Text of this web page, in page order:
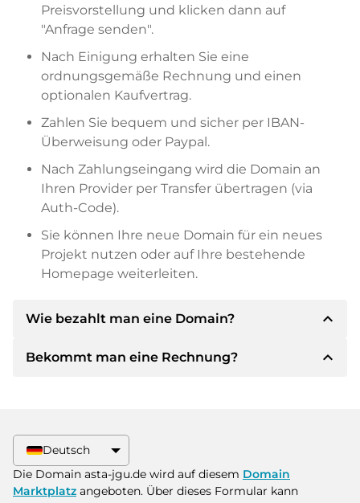
Preisvorstellung und klicken dann auf
"Anfrage senden".
Nach Einigung erhalten Sie eine
ordnungsgemäße Rechnung und einen
optionalen Kaufvertrag.
Zahlen Sie bequem und sicher per IBAN-
Überweisung oder Paypal.
Nach Zahlungseingang wird die Domain an
Ihren Provider per Transfer übertragen (via
Auth-Code).
Sie können Ihre neue Domain für ein neues
Projekt nutzen oder auf Ihre bestehende
Homepage weiterleiten.
Wie bezahlt man eine Domain? expand_less
Nach einer Einigung wird der Inhaber Ihnen die
Zahlungsmethoden anbieten.
Bitte geben Sie bei der Überweisung immer
den Domainnamen und die
Bekommt man eine Rechnung? expand_less
größeren Kaufpreisen bekommen Sie auf
Wunsch auch einen zusätzlichen Kaufvertrag.
Deutsch
Die Domain asta-jgu.de wird auf diesem Domain
Marktplatz angeboten. Über dieses Formular kann